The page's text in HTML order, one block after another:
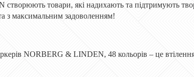
товари, які надихають та підтримують
з максимальним задоволенням!
NORBERG & LINDEN, 48 кольорів – це